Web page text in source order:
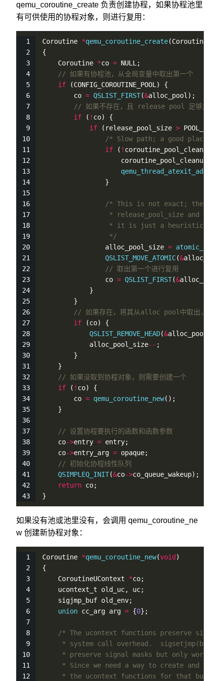
qemu_coroutine_create 负责创建协程，如果协程池里
有可供使用的协程对象，则进行复用：
Coroutine *qemu_coroutine_create
{
    Coroutine
*co = NULL;
// 如果有协程池，从全局变量中取出第一个
if (CONFIG_COROUTINE_POOL) {
        co
= QSLIST_FIRST(&alloc_pool);
// 如果不存在，且 release pool 足够大
if ( ! co) {
if (release_pool_size >
/* Slow path; a good place
if ( !
qemu_thread_atexit_add
                }
/* This is not exact; there
* release_pool_size and the
* it is just a heuristic,
                 */
                alloc_pool_size
= atomic_xchg
QSLIST_MOVE_ATOMIC(&
// 取出第一个进行复用
                co
= QSLIST_FIRST(&
            }
        }
// 如果存在，将其从alloc pool中取出，池中
if (co) {
QSLIST_REMOVE_HEAD(&alloc_pool,
            alloc_pool_size
- - ;
        }
    }
// 如果没取到协程对象，则需要创建一个
if ( ! co) {
        co
= qemu_coroutine_new();
    }
// 设置协程要执行的函数和函数参数
    co
->entry = entry;
    co
->entry_arg = opaque;
// 初始化协程线性队列
QSIMPLEQ_INIT(&co->co_queue_wakeup);
return co;
}
如果没有池或池里没有，会调用 qemu_coroutine_ne
w 创建新协程对象：
Coroutine *qemu_coroutine_new(void )
{
    CoroutineUContext
*co;
    ucontext_t old_uc, uc;
    sigjmp_buf old_env;
union cc_arg arg = {0};
/* The ucontext functions preserve signal
* system call overhead.  sigsetjmp(buf,
* preserve signal masks but only works
* Since we need a way to create and
* the ucontext functions for that but